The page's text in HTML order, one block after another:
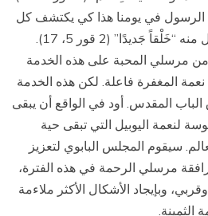
الرسول في يومنا هذا كي يكتشف كل
جَديدًا” (2 قور 5، 17).
من مرسلي المحبة على هذه الخدمة
نعمة المغفرة فاعلة. لكن هذه الخدمة
الباب المقدس. أود في الواقع أن يبقى
لنعمة اليوبيل التي تبقى حية
سيقوم المجلس البابوي لتعزيز
مرسلي الرحمة في هذه الفترة،
وبإيجاد الأشكال الأكثر ملاءمة